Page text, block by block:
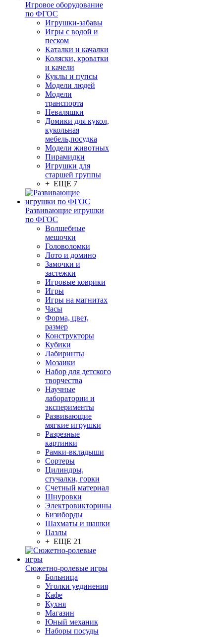
Игровое оборудование
по ФГОС
Игрушки-забавы
Игры с водой и
песком
Каталки и качалки
Коляски, кроватки
и качели
Куклы и пупсы
Модели людей
Модели
транспорта
Неваляшки
Домики для кукол,
кукольная
мебель,посудка
Модели животных
Пирамидки
Игрушки для
старшей группы
+ ЕЩЕ 7
Развивающие игрушки
по ФГОС
Волшебные
мешочки
Головоломки
Лото и домино
Замочки и
застежки
Игровые коврики
Игры
Игры на магнитах
Часы
Форма, цвет,
размер
Конструкторы
Кубики
Лабиринты
Мозаики
Набор для детского
творчества
Научные
лаборатории и
эксперименты
Развивающие
мягкие игрушки
Разрезные
картинки
Рамки-вкладыши
Сортеры
Цилиндры,
стучалки, горки
Счетный материал
Шнуровки
Электровикторины
Бизиборды
Шахматы и шашки
Пазлы
+ ЕЩЕ 21
Сюжетно-ролевые игры
Больница
Уголки уединения
Кафе
Кухня
Магазин
Юный механик
Наборы посуды